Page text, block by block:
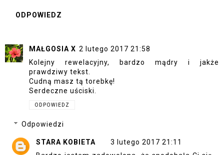
ODPOWIEDZ
MAŁGOSIA X 2 lutego 2017 21:58
Kolejny rewelacyjny, bardzo mądry i jakże
prawdziwy tekst.
Cudną masz tą torebkę!
Serdeczne uściski.
ODPOWIEDZ
Odpowiedzi
STARA KOBIETA
3 lutego 2017 21:11